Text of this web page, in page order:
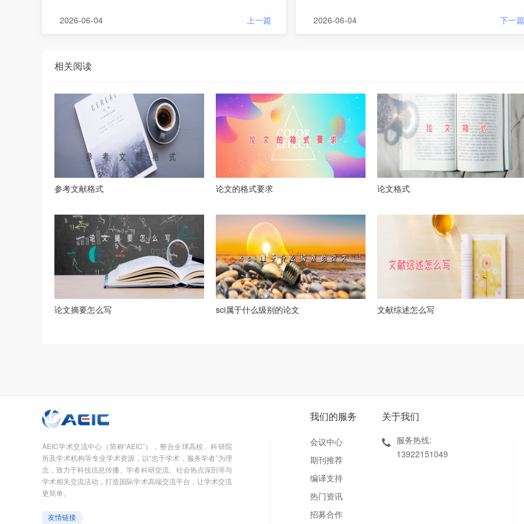
2026-06-04 上一篇 2026-06-04 下一篇
相关阅读
参考文献格式 论文的格式要求 论文格式
论文摘要怎么写 sci属于什么级别的论文 文献综述怎么写
AEIC学术交流中心（简称“AEIC”），整合全球高校、科研院
所及学术机构等专业学术资源，以“忠于学术，服务学者”为理
念，致力于科技信息传播、学者科研交流、社会热点深剖等与
学术相关交流活动，打造国际学术高端交流平台，让学术交流
更简单。
友情链接
我们的服务
会议中心
期刊推荐
编译支持
热门资讯
招募合作
关于我们
服务热线:
13922151049